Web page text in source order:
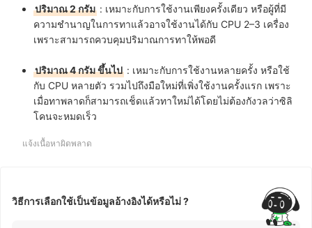
ปริมาณ 2 กรัม : เหมาะกับการใช้งานเพียงครั้งเดียว หรือผู้ที่มี
ความชำนาญในการทาแล้วอาจใช้งานได้กับ CPU 2–3 เครื่อง
เพราะสามารถควบคุมปริมาณการทาให้พอดี
ปริมาณ 4 กรัม ขึ้นไป : เหมาะกับการใช้งานหลายครั้ง หรือใช้
กับ CPU หลายตัว รวมไปถึงมือใหม่ที่เพิ่งใช้งานครั้งแรก เพราะ
เมื่อทาพลาดก็สามารถเช็ดแล้วทาใหม่ได้โดยไม่ต้องกังวลว่าซิลิ
โคนจะหมดเร็ว
แจ้งเนื้อหาผิดพลาด
วิธีการเลือกใช้เป็นข้อมูลอ้างอิงได้หรือไม่ ?